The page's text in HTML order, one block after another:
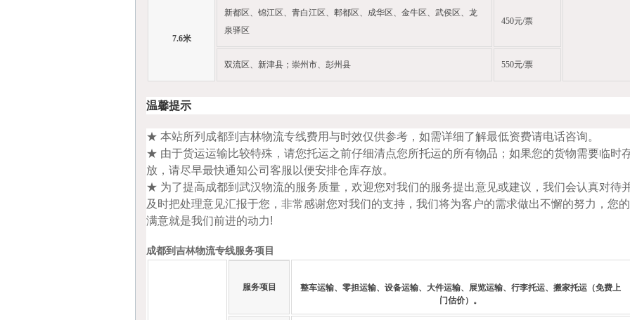
7.6米
新都区、锦江区、青白江区、郫都区、成华区、金牛区、武侯区、龙
泉驿区
450元/票
双流区、新津县；崇州市、彭州县 550元/票
温馨提示
★ 本站所列成都到吉林物流专线费用与时效仅供参考，如需详细了解最低资费请电话咨询。
★ 由于货运运输比较特殊，请您托运之前仔细清点您所托运的所有物品；如果您的货物需要临时
放，请尽早最快通知公司客服以便安排仓库存放。
★ 为了提高成都到武汉物流的服务质量，欢迎您对我们的服务提出意见或建议，我们会认真对待
及时把处理意见汇报于您，非常感谢您对我们的支持，我们将为客户的需求做出不懈的努力，您的
满意就是我们前进的动力!
成都到吉林物流专线服务项目
服务项目
整车运输、零担运输、设备运输、大件运输、展览运输、行李托运、搬家托运（免费上
门估价）。